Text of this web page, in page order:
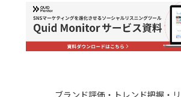
ブランド評価・トレンド把握・